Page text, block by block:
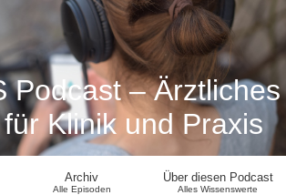
Podcast – Ärztliches
Klinik und Praxis
Archiv
Alle Episoden
Über diesen Podcast
Alles Wissenswerte